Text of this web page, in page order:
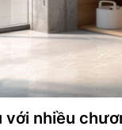
với nhiều